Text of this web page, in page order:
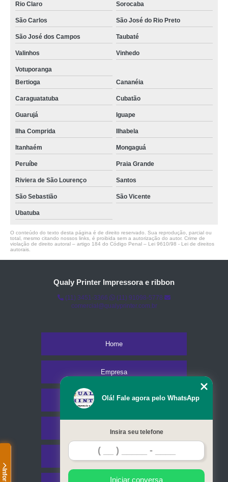
Rio Claro Sorocaba
São Carlos São José do Rio Preto
São José dos Campos Taubaté
Valinhos Vinhedo
Votuporanga
Bertioga
Cananéia
Caraguatatuba Cubatão
Guarujá Iguape
Ilha Comprida Ilhabela
Itanhaém Mongaguá
Peruíbe Praia Grande
Riviera de São Lourenço Santos
São Sebastião São Vicente
Ubatuba
O conteúdo do texto desta página é de direito reservado. Sua reprodução, parcial ou
total, mesmo citando nossos links, é proibida sem a autorização do autor. Crime de
violação de direito autoral – artigo 184 do Código Penal – Lei 9610/98 - Lei de direitos
autorais
Qualy Printer Impressora e ribbon
(11) 3451-3366
(11) 91098-5778
comercial@qualyprinter.com.br
Home
Empresa
Missão
Serviços
Contato
Olá! Fale agora pelo WhatsApp
Insira seu telefone
Iniciar conversa